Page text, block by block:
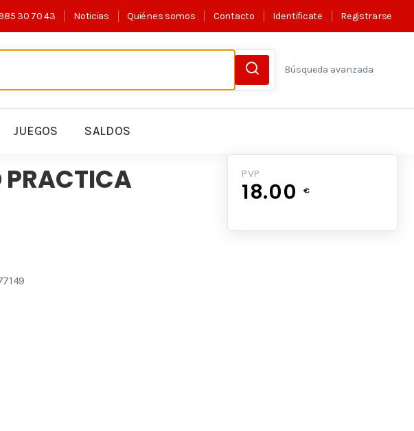
30 70 43 Noticias Quiénes somos Contacto Identificate Registrarse
Búsqueda avanzada
JUEGOS SALDOS
PRACTICA
PVP
18.00 €